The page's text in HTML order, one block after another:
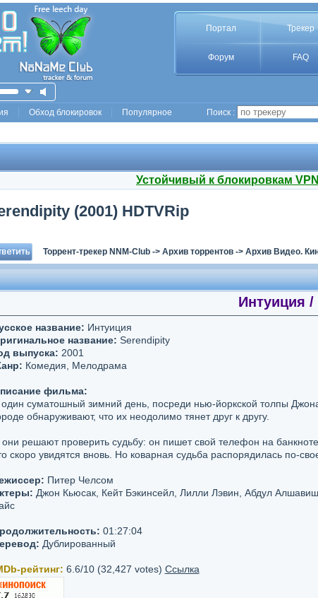
Портал Трекер
Форум FAQ
Обход блокировок Популярное Поиск :
Устойчивый к блокировкам
(2001) HDTVRip
Торрент-трекер NNM-Club-> Архив торрентов-> Архив Видео.
Интуиция /
название: Интуиция
название: Serendipity
выпуска: 2001
Комедия, Мелодрама
фильма:
суматошный зимний день, посреди нью-йоркской толпы
обнаруживают, что их неодолимо тянет друг к другу.
решают проверить судьбу: он пишет свой телефон на
скоро увидятся вновь. Но коварная судьба распорядилась по-
Питер Челсом
Джон Кьюсак, Кейт Бэкинсейл, Лилли Лэвин, Абдул
01:27:04
Дублированный
рейтинг: 6.6/10 (32,427 votes) Ссылка